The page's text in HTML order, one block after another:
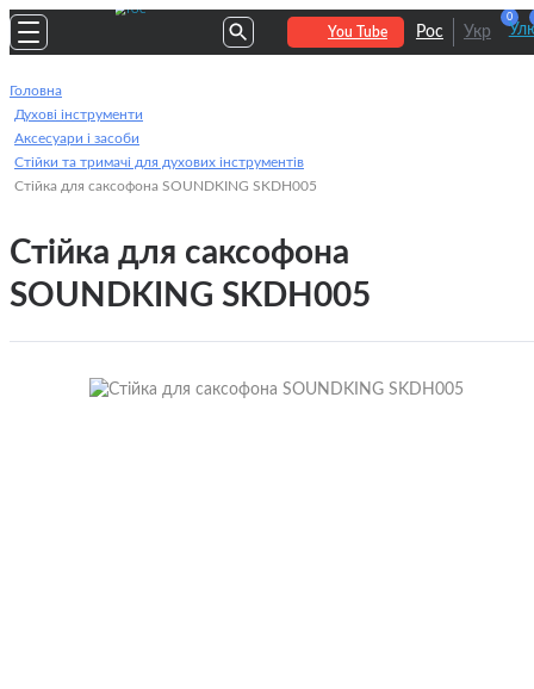
You Tube Рос Укр
0
Головна
Духові інструменти
Аксесуари і засоби
Стійки та тримачі для духових інструментів
Стійка для саксофона SOUNDKING SKDH005
Стійка для саксофона
SOUNDKING SKDH005